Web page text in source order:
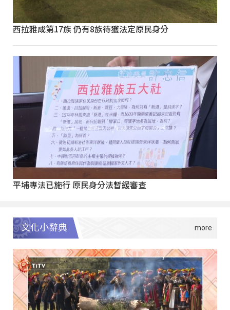
西拉雅成第17族 仍有8族待獲法定原民身分
平埔專法已施行 原民身分法暫緩審查
文化小辭典